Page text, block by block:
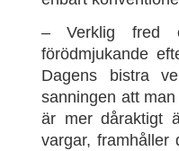
– Verklig fred
förödmjukande
Dagens bistra
sanningen att
är mer dåraktigt
vargar, framhåller